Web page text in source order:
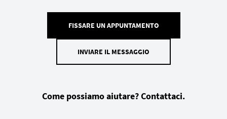
FISSARE UN APPUNTAMENTO
INVIARE IL MESSAGGIO
Come possiamo aiutare? Contattaci.